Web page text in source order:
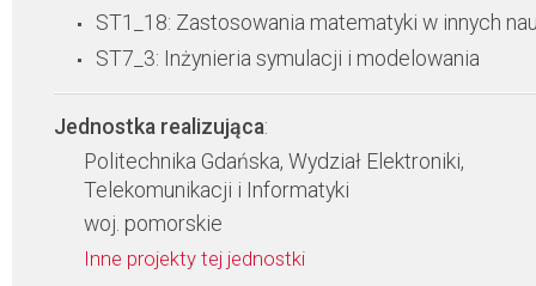
ST1_18: Zastosowania matematyki w innych
ST7_3: Inżynieria symulacji i modelowania
Jednostka realizująca:
Politechnika Gdańska, Wydział Elektroniki,
Telekomunikacji i Informatyki
woj. pomorskie
Inne projekty tej jednostki